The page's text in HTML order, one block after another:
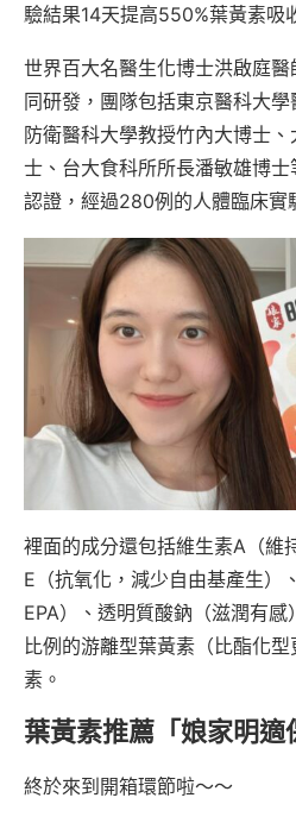
驗結果14天提高550%葉黃素吸
世界百大名醫生化博士洪啟庭
同研發，團隊包括東京醫科大
防衛醫科大學教授竹內大博士
士、台大食科所所長潘敏雄博
認證，經過280例的人體臨床實
裡面的成分還包括維生素A（維
E（抗氧化，減少自由基產生）
EPA）、透明質酸鈉（滋潤有
比例的游離型葉黃素（比酯化
素。
葉黃素推薦「娘家明適
終於來到開箱環節啦～～